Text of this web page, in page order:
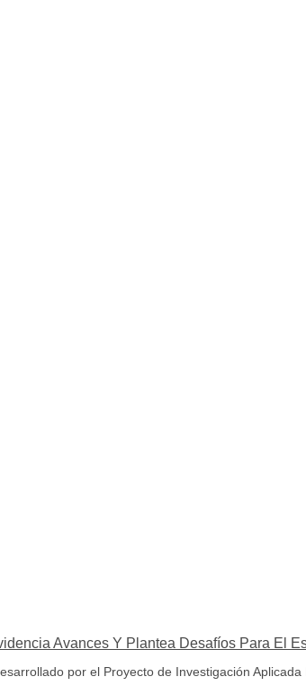
Avances Y Plantea Desafíos Para El
por el Proyecto de Investigación